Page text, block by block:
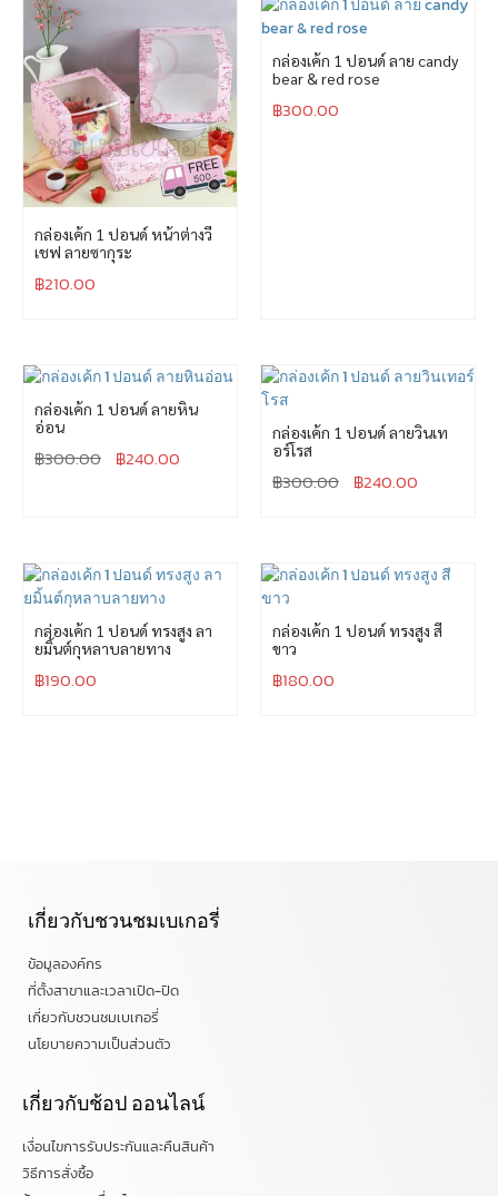
กล่องเค้ก 1 ปอนด์ หน้าต่างวี
เชฟ ลายซากุระ
฿210.00
กล่องเค้ก 1 ปอนด์ ลาย candy
bear & red rose
฿300.00
กล่องเค้ก 1 ปอนด์ ลายหิน
อ่อน
฿300.00 ฿240.00
กล่องเค้ก 1 ปอนด์ ลายวินเท
อร์โรส
฿300.00 ฿240.00
กล่องเค้ก 1 ปอนด์ ทรงสูง ลา
ยมิ้นต์กุหลาบลายทาง
฿190.00
กล่องเค้ก 1 ปอนด์ ทรงสูง สี
ขาว
฿180.00
เกี่ยวกับชวนชมเบเกอรี่
ข้อมูลองค์กร
ที่ตั้งสาขาและเวลาเปิด-ปิด
เกี่ยวกับชวนชมเบเกอรี่
นโยบายความเป็นส่วนตัว
เกี่ยวกับช้อป ออนไลน์
เงื่อนไขการรับประกันและคืนสินค้า
วิธีการสั่งซื้อ